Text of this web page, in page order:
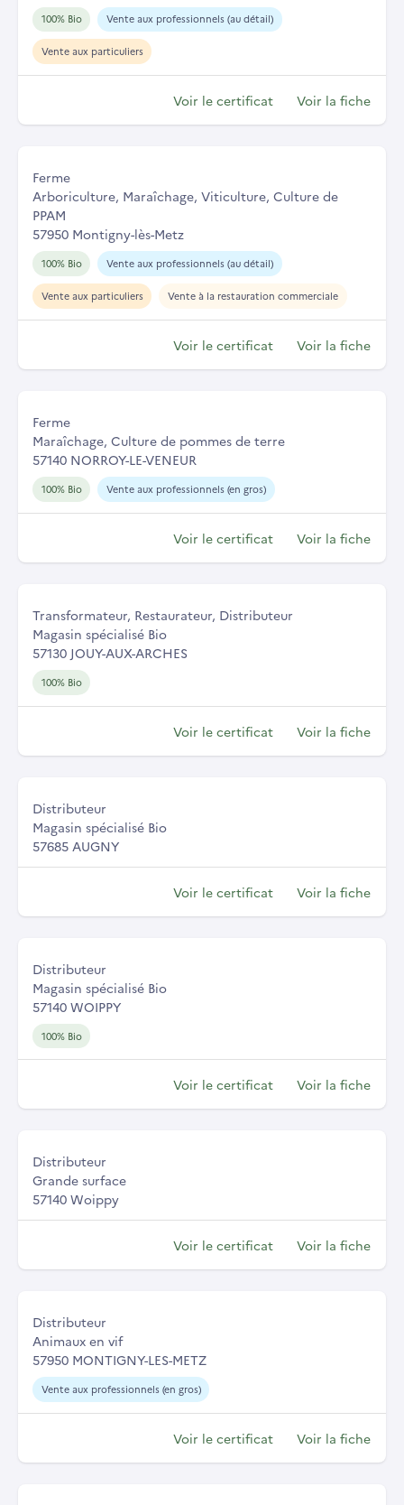
100% Bio Vente aux professionnels (au détail)
Vente aux particuliers
Voir le certificat Voir la fiche
Ferme
Arboriculture, Maraîchage, Viticulture, Culture de
PPAM
57950 Montigny-lès-Metz
100% Bio Vente aux professionnels (au détail)
Vente aux particuliers Vente à la restauration commerciale
Voir le certificat Voir la fiche
Ferme
Maraîchage, Culture de pommes de terre
57140 NORROY-LE-VENEUR
100% Bio Vente aux professionnels (en gros)
Voir le certificat Voir la fiche
Transformateur, Restaurateur, Distributeur
Magasin spécialisé Bio
57130 JOUY-AUX-ARCHES
100% Bio
Voir le certificat Voir la fiche
Distributeur
Magasin spécialisé Bio
57685 AUGNY
Voir le certificat Voir la fiche
Distributeur
Magasin spécialisé Bio
57140 WOIPPY
100% Bio
Voir le certificat Voir la fiche
Distributeur
Grande surface
57140 Woippy
Voir le certificat Voir la fiche
Distributeur
Animaux en vif
57950 MONTIGNY-LES-METZ
Vente aux professionnels (en gros)
Voir le certificat Voir la fiche